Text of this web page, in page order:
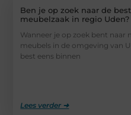
Ben je op zoek naar de
meubelzaak in regio Uden?
Wanneer je op zoek bent naar
meubels in de omgeving van
best eens binnen
Lees verder ➜